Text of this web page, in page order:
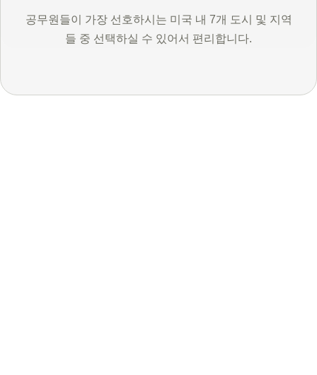
공무원들이 가장 선호하시는 미국 내 7개 도시 및 지역
들 중 선택하실 수 있어서 편리합니다.